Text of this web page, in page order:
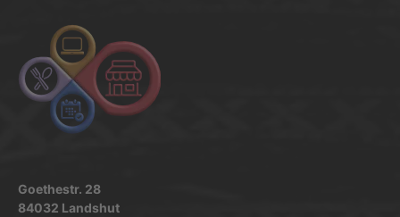
Goethestr. 28
84032 Landshut